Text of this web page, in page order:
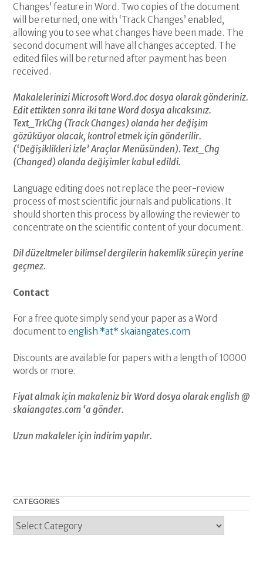
Changes’ feature in Word. Two copies of the document
will be returned, one with ‘Track Changes’ enabled,
allowing you to see what changes have been made. The
second document will have all changes accepted. The
edited files will be returned after payment has been
received.
Makalelerinizi Microsoft Word.doc dosya olarak gönderiniz.
Edit ettikten sonra iki tane Word dosya alıcaksınız.
Text_TrkChg (Track Changes) olanda her değişim
gözüküyor olacak, kontrol etmek için gönderilir.
(‘Değişiklikleri İzle’ Araçlar Menüsünden). Text_Chg
(Changed) olanda değişimler kabul edildi.
Language editing does not replace the peer-review
process of most scientific journals and publications. It
should shorten this process by allowing the reviewer to
concentrate on the scientific content of your document.
Dil düzeltmeler bilimsel dergilerin hakemlik süreçin yerine
geçmez.
Contact
For a free quote simply send your paper as a Word
document to english *at* skaiangates.com
Discounts are available for papers with a length of 10000
words or more.
Fiyat almak için makaleniz bir Word dosya olarak english @
skaiangates.com ‘a gönder.
Uzun makaleler için indirim yapılır.
CATEGORIES
Categories